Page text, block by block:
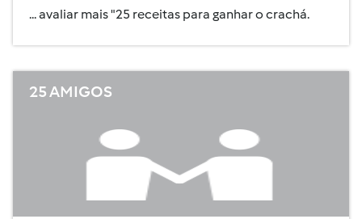
... avaliar mais "25 receitas para ganhar o crachá.
25 AMIGOS